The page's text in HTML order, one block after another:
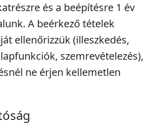
és a beépítésre 1 év
A beérkező tételek
ellenőrizzük (illeszkedés,
szemrevételezés),
ne érjen kellemetlen